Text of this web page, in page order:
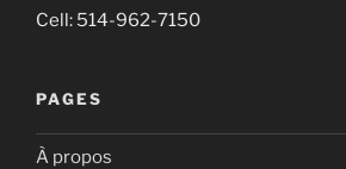
Cell: 514-962-7150
PAGES
À propos